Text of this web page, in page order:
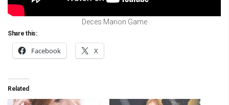
Deces Marion Game
Share this:
Facebook X
Related